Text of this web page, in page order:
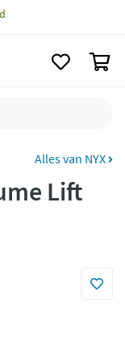
*
Alles van NYX
Lift